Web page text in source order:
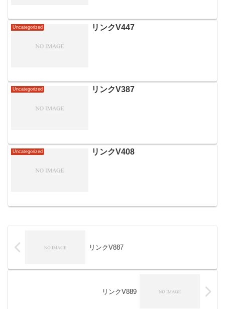
Uncategorized リンクV447
Uncategorized リンクV387
Uncategorized リンクV408
リンクV887
リンクV889